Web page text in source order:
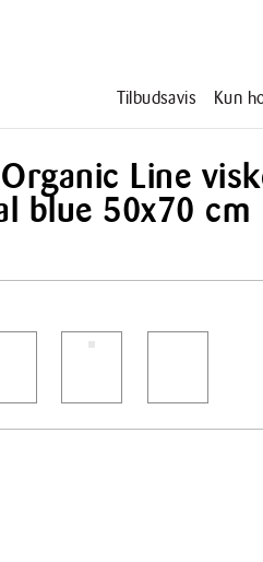
Tilbudsavis Kun
Line
blue 50x70 cm